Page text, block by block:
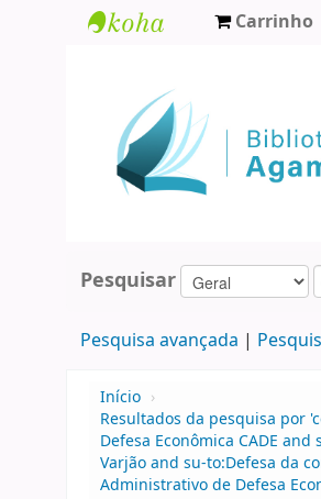
Agamenon
Magalhães
Carrinho
Pesquisar
Pesquisa avançada
Início ›
Resultados da pesquisa por
Defesa Econômica CADE
Varjão and su-to:Defesa da
Administrativo de Defesa